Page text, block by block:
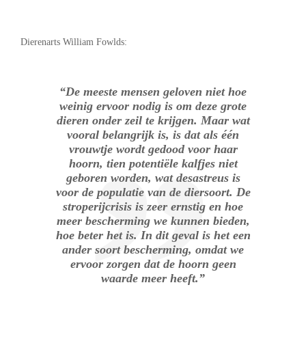
Dierenarts William Fowlds:
“De meeste mensen geloven niet hoe
weinig ervoor nodig is om deze grote
dieren onder zeil te krijgen. Maar wat
vooral belangrijk is, is dat als één
vrouwtje wordt gedood voor haar
hoorn, tien potentiële kalfjes niet
geboren worden, wat desastreus is
voor de populatie van de diersoort. De
stroperijcrisis is zeer ernstig en hoe
meer bescherming we kunnen bieden,
hoe beter het is. In dit geval is het een
ander soort bescherming, omdat we
ervoor zorgen dat de hoorn geen
waarde meer heeft.”